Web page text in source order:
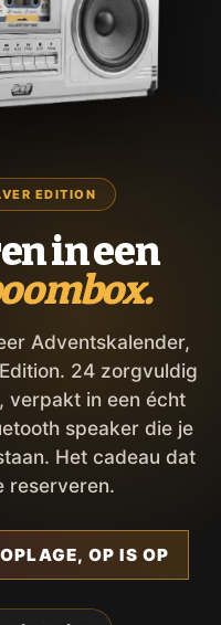
EDITION
in een
Adventskalender,
24 zorgvuldig
verpakt in een écht
speaker die je
Het cadeau dat
reserveren.
OP IS OP